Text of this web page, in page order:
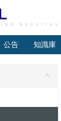
公告 知識庫